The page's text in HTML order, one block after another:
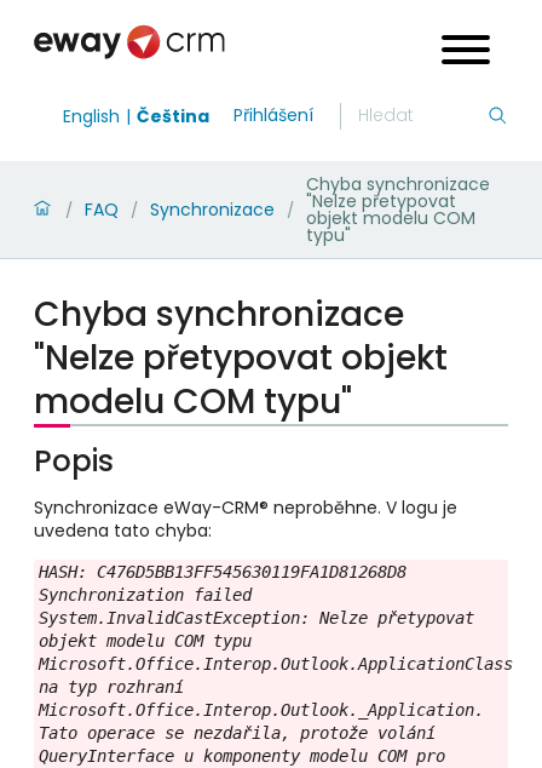
English Čeština Přihlášení
/ FAQ / Synchronizace /
Chyba synchronizace
"Nelze přetypovat
objekt modelu COM
typu"
Chyba synchronizace
"Nelze přetypovat objekt
modelu COM typu"
Popis
Synchronizace eWay-CRM® neproběhne. V logu je
uvedena tato chyba:
HASH: C476D5BB13FF545630119FA1D81268D8
Synchronization failed
System.InvalidCastException: Nelze přetypovat
objekt modelu COM typu
Microsoft.Office.Interop.Outlook.ApplicationClass
na typ rozhraní
Microsoft.Office.Interop.Outlook._Application.
Tato operace se nezdařila, protože volání
QueryInterface u komponenty modelu COM pro